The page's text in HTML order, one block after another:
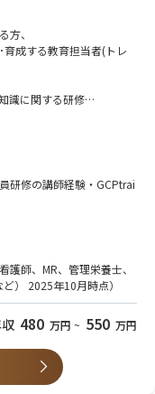
方、
成する教育担当者(トレ
識に関する研修
できるような定期的な
企画･運営に携わってい
わってみたい方､ご応募
研修の講師経験・GCPtrai
護師、MR、管理栄養士、
） 2025年10月時点）
480 万円 ~ 550 万円